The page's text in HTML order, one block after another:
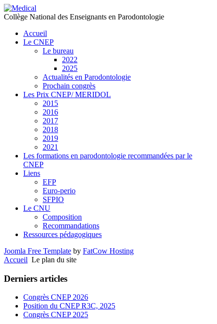
Collège National des Enseignants en Parodontologie
Accueil
Le CNEP
Le bureau
2022
2025
Actualités en Parodontologie
Prochain congrès
Les Prix CNEP/ MERIDOL
2015
2016
2017
2018
2019
2021
Les formations en parodontologie recommandées par le
CNEP
Liens
EFP
Euro-perio
SFPIO
Le CNU
Composition
Recommandations
Ressources pédagogiques
Joomla Free Template by FatCow Hosting
Accueil Le plan du site
Derniers articles
Congrès CNEP 2026
Position du CNEP R3C, 2025
Congrès CNEP 2025
précédente
précédent
suivante
suivant